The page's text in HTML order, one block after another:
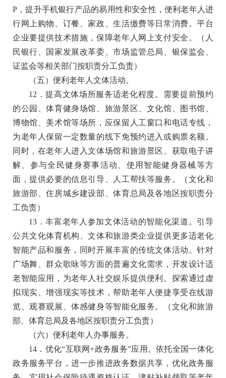
P，提升手机银行产品的易用性和安全性，便利老年人进
行网上购物、订餐、家政、生活缴费等日常消费。平台
企业要提供技术措施，保障老年人网上支付安全。
（人
民银行、国家发展改革委、市场监管总局、银保监会、
证监会等相关部门按职责分工负责）
（五）便利老年人文体活动。
12．提高文体场所服务适老化程度。 需要提前预约
的公园、体育健身场馆、旅游景区、文化馆、图书馆、
博物馆、美术馆等场所，应保留人工窗口和电话专线，
为老年人保留一定数量的线下免预约进入或购票名额。
同时，在老年人进入文体场馆和旅游景区、获取电子讲
解、参与全民健身赛事活动、使用智能健身器械等方
面，提供必要的信息引导、人工帮扶等服务。
（文化和
旅游部、住房城乡建设部、体育总局及各地区按职责分
工负责）
13．丰富老年人参加文体活动的智能化渠道。 引导
公共文化体育机构、文体和旅游类企业提供更多适老化
智能产品和服务，同时开展丰富的传统文体活动。针对
广场舞、群众歌咏等方面的普遍文化需求，开发设计适
老智能应用，为老年人社交娱乐提供便利。探索通过虚
拟现实、增强现实等技术，帮助老年人便捷享受在线游
览、观赛观展、体感健身等智能化服务。
（文化和旅游
部、体育总局及各地区按职责分工负责）
（六）便利老年人办事服务。
14．优化“互联网+政务服务”应用。依托全国一体化
政务服务平台，进一步推进政务数据共享，优化政务服